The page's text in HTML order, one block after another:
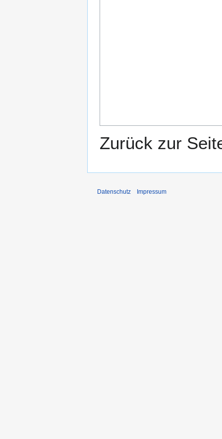
Zurück zur
Datenschutz Impressum